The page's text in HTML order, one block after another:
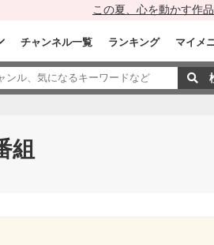
この夏、心を動かす作
チャンネル一覧 ランキング マイメ
組